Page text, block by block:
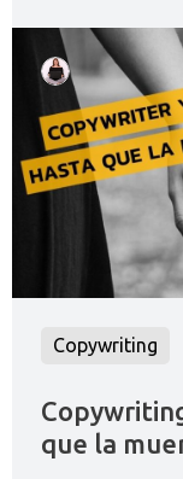
Copywriting
que la